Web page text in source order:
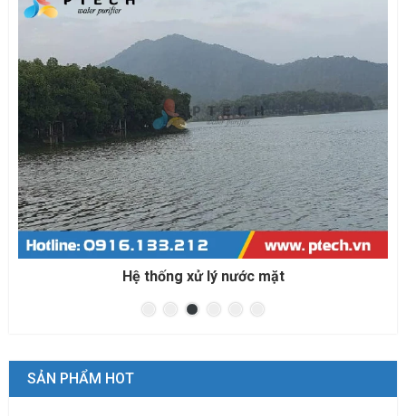
Hệ thống xử lý nước mặt
SẢN PHẨM HOT